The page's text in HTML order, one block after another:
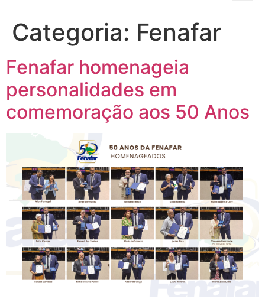
Categoria: Fenafar
Fenafar homenageia
personalidades em
comemoração aos 50 Anos